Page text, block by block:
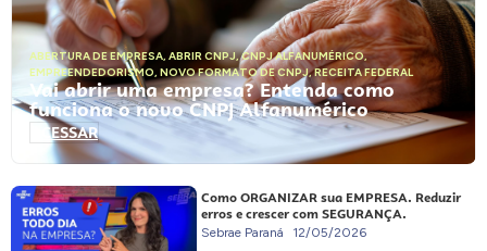
ABERTURA DE EMPRESA, ABRIR CNPJ,CNPJ ALFANUMÉRICO,
EMPREENDEDORISMO, NOVO FORMATO DE CNPJ,RECEITA FEDERAL
Vai abrir uma empresa? Entenda como
funciona o novo CNPJ Alfanumérico
ACESSAR
Como ORGANIZAR sua EMPRESA. Reduzir
erros e crescer com SEGURANÇA.
Sebrae Paraná 12/05/2026